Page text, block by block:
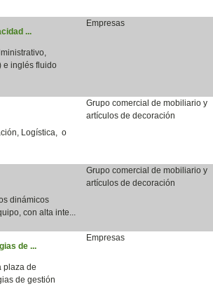
...
e inglés fluido
Empresas
Logística, o
Grupo comercial de mobiliario y
artículos de decoración
dinámicos
con alta inte...
Grupo comercial de mobiliario y
artículos de decoración
de ...
plaza de
de gestión
Empresas